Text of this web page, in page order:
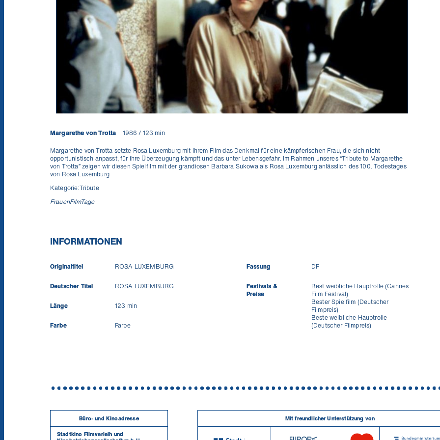
Margarethe von Trotta 1986 / 123 min
Margarethe von Trotta setzte Rosa Luxemburgmit ihrem Film das Denkmal für eine kämpferischen Frau, die sich nicht
opportunistisch anpasst, für ihre Überzeugung kämpft und das unter Lebensgefahr. Im Rahmen unseres“Tribute to Margarethe
von Trotta”zeigen wir diesen Spielfilm mit der grandiosen Barbara Sukowa als Rosa Luxemburg anlässlich des 100. Todestages
von Rosa Luxemburg
Kategorie:Tribute
FrauenFilmTage
INFORMATIONEN
Originaltitel ROSA LUXEMBURG
Deutscher Titel ROSA LUXEMBURG
Länge 123 min
Farbe Farbe
Fassung DF
Festivals &
Preise
Best weibliche Hauptrolle (Cannes
Film Festival)
Bester Spielfilm (Deutscher
Filmpreis)
Beste weibliche Hauptrolle
(Deutscher Filmpreis)
Büro- und Kinoadresse
Stadtkino Filmverleih und
Mit freundlicher Unterstützung von
Ich will die News!
Verpass keinen